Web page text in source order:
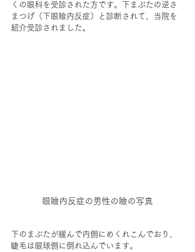
くの眼科を受診された方です。下まぶたの逆さ
まつげ（下眼瞼内反症）と診断されて、当院を
紹介受診されました。
眼瞼内反症の男性の瞼の写真
下のまぶたが緩んで内側にめくれこんでおり、
睫毛は眼球側に倒れ込んでいます。